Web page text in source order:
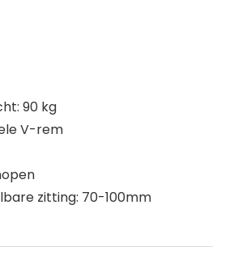
90 kg
V-rem
zitting: 70-100mm